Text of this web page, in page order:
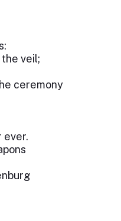
the veil;
ceremony
ever.